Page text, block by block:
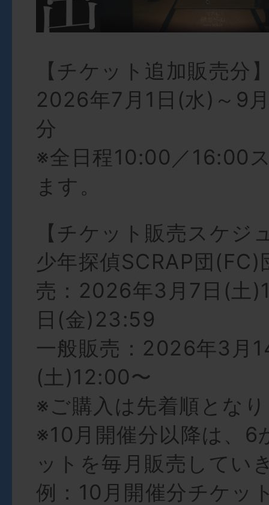
【チケット追加販売分
2026年7月1日(水)～9
分
※全日程10:00／16:00
ます。
【チケット販売スケジ
少年探偵SCRAP団(FC)
売：2026年3月7日(土
日(金)23:59
一般販売：2026年3月
(土)12:00〜
※ご購入は先着順とな
※10月開催分以降は、6
ットを毎月販売してい
例：10月開催分チケッ